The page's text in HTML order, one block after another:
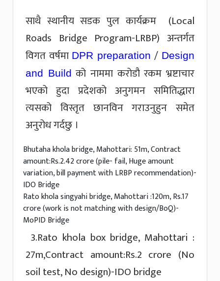
साथै स्थानीय सडक पुल कार्यक्रम (Local
Roads Bridge Program-LRBP) अन्तर्गत
विगत वर्षमा DPR preparation / Design
and Build को नाममा करोडौ रकम भ्रष्टाचार
भएको हुदा प्रदेशको अनुगमन समितिद्धारा
त्यसको विस्तृत छानविन गराउनुहुन समेत
अनुरोध गर्दछु ।
Bhutaha khola bridge, Mahottari: 51m, Contract
amount:Rs.2.42 crore (pile- fail, Huge amount
variation, bill payment with LRBP recommendation)-
IDO Bridge
Rato khola singyahi bridge, Mahottari :120m, Rs.17
crore (work is not matching with design/BoQ)-
MoPID Bridge
3.Rato khola box bridge, Mahottari :
27m,Contract amount:Rs.2 crore (No
soil test, No design)-IDO bridge